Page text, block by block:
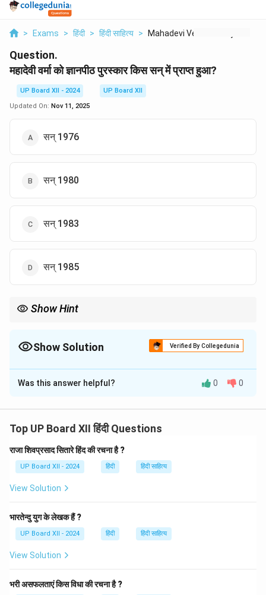
> Exams > हिंदी > हिंदी साहित्य > Mahadevi Verma Ko Gy...
Question.
महादेवी वर्मा को ज्ञानपीठ पुरस्कार किस सन् में प्राप्त हुआ?
UP Board XII - 2024
UP Board XII
Updated On: Nov 11, 2025
सन् 1976
सन् 1980
सन् 1983
सन् 1985
Show Hint
Show Solution Verified By Collegedunia
The Correct Option isB
Solution and Explanation
पुरस्कार हिंदी साहित्य के प्रति उनके योगदान की सराहना है।
Download Solution in PDF
Was this answer helpful? 0 0
Top UP Board XII हिंदी Questions
राजा शिवप्रसाद सितारे हिंद की रचना है ?
UP Board XII - 2024 हिंदी हिंदी साहित्य
View Solution
भारतेन्दु युग के लेखक हैं ?
UP Board XII - 2024 हिंदी हिंदी साहित्य
View Solution
भरी असफलताएं किस विधा की रचना है ?